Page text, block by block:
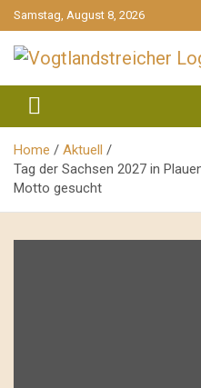
gehe
zum
Inhalt
Samstag, August 8, 2026
Home
Aktuell
Tag der Sachsen 2027 in
Motto gesucht